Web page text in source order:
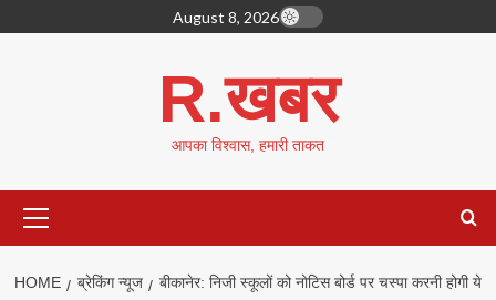
to
August 8, 2026
R.खबर
आपका विश्वास, हमारी ताकत
Menu
HOME ब्रेकिंग न्यूज
बीकानेर: निजी स्कूलों को नोटिस बोर्ड पर चस्पा करनी होगी ये